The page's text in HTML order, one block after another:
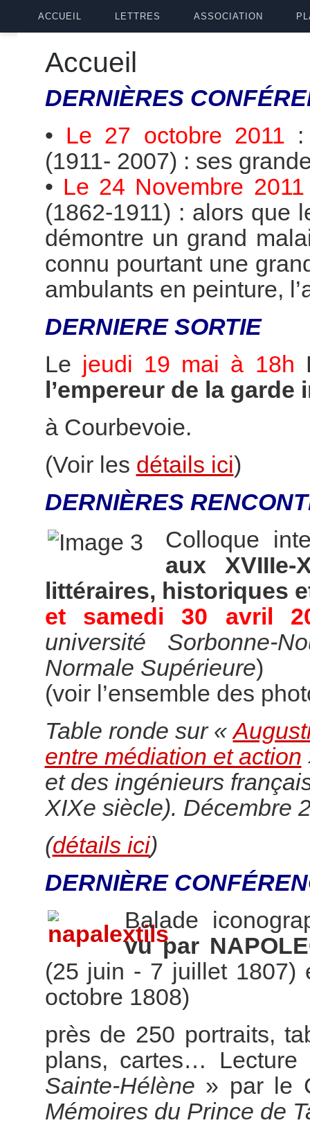
ACCUEIL LETTRES ASSOCIATION
Accueil
DERNIÈRES
• Le 27 octobre 2011
(1911- 2007) : ses
• Le 24 Novembre 2011
(1862-1911) : alors que
démontre un grand
connu pourtant une
ambulants en peinture,
DERNIERE SORTIE
Le jeudi 19 mai à 18h
l’empereur de la garde
à Courbevoie.
(Voir les détails ici)
DERNIÈRES
Colloque
aux
littéraires, historiques
et samedi 30 avril
université
Normale Supérieure)
(voir l’ensemble des
Table ronde sur «
entre médiation et action
et des ingénieurs
XIXe siècle). Décembre
(détails ici)
DERNIÈRE
Balade
vu par
(25 juin - 7 juillet
octobre 1808)
près de 250 portraits,
plans, cartes…
Sainte-Hélène » par le
Mémoires du Prince de